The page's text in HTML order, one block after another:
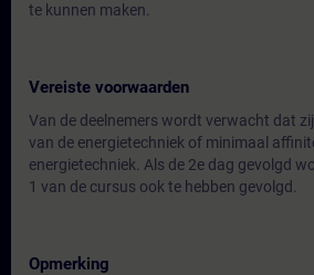
te kunnen maken.
Vereiste voorwaarden
Van de deelnemers wordt verwacht dat
van de energietechniek of minimaal
energietechniek. Als de 2e dag gevolgd
1 van de cursus ook te hebben gevolgd.
Opmerking